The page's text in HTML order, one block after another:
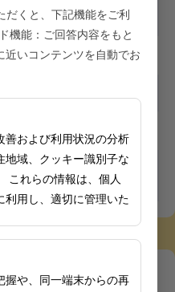
東京保健所長会
した
リスト（乳が
た
業女性のエンパ
フ編・ワーク
クアップ一覧
だくと、下記機能をご利
機能：ご回答内容をもと
近いコンテンツを自動でお
善および利用状況の分析
地域、クッキー識別子な
これらの情報は、個人
利用し、適切に管理いた
握や、同一端末からの再